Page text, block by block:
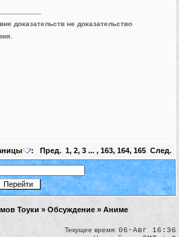
доказательств не доказательство
: Пред. 1, 2, 3 ... , 163, 164, 165 След.
Тоуки » Обсуждение » Аниме
Текущее время: 06-Авг 16:36